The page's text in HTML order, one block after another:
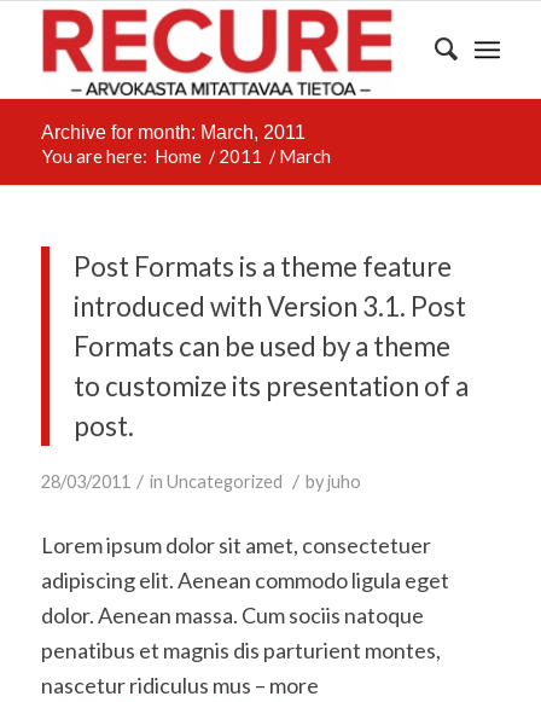
Archive for month: March, 2011
You are here: Home / 2011 / March
Post Formats is a theme feature
introduced with Version 3.1. Post
Formats can be used by a theme
to customize its presentation of a
post.
28/03/2011 / in Uncategorized / byjuho
Lorem ipsum dolor sit amet, consectetuer
adipiscing elit. Aenean commodo ligula eget
dolor. Aenean massa. Cum sociis natoque
penatibus et magnis dis parturient montes,
nascetur ridiculus mus – more